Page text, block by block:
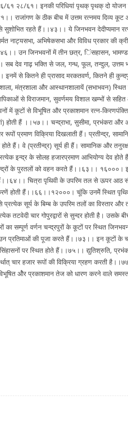
६१ २८/६१। इनकी परिधियां पृथक् पृथक् दो
राजांगण के ठीक बीच में उत्तम रत्नमय
रहते हैं।।४३।। ये जिनभवन देदीप्यमान
नाट्यसभा, अभिषेकसभा और विविध प्रकार की
उन जिनभवनों में तीन छत्र, िंसहासन,
सब देव गाढ़ भक्ति से जल, गन्ध, फूल, तन्दुल,
से कितने ही प्रासाद मरकतवर्ण, कितने ही
मंत्रशाला और आस्थानशालायें (सभाभवन)
से विराजमान, सुवर्णमय विशाल खम्भों से
कूटों से विभूषित और प्रकाशमान रत्न-
हैं ।।५७।। चन्द्राभा, सुसीमा, प्रभंकरा और
प्रमाण विक्रिया दिखलाती हैं। प्रतीन्द्र,
वे (प्रतीन्द्र) सूर्य ही हैं। सामानिक और
इन्द्र के सोलह हजारप्रमाण आभियोग्य देव
के पुरतलों को वहन करते हैं।।६३।।
चित्रा पृथिवी के उपरिम तल से ऊपर
होती हैं।।६६।।१२०००। चूंकि उनमेें स्थित
सूर्य के बिम्ब के उपरिम तलों का विस्तार
चार गोपुरद्वारों से सुन्दर होती है। उसके
सम्पूर्ण वर्णन चन्द्रपुरों के कूटों पर स्थित
उन प्रतिमाओं की पूजा करते हैं।।७३।। इन कूटों
पर स्थित होते हैं।।७५।। द्युतिश्रुति,
चार हजार रूपों की विक्रिया ग्रहण करती
ओैर प्रकाशमान तेज को धारण करने वाले